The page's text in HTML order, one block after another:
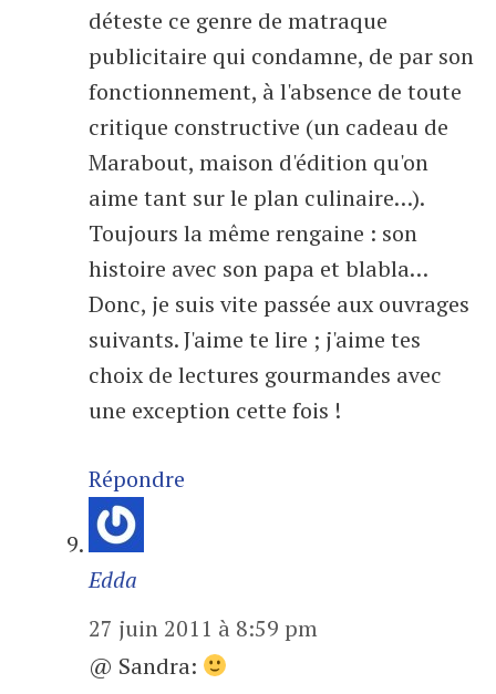
déteste ce genre de matraque
publicitaire qui condamne, de par son
fonctionnement, à l'absence de toute
critique constructive (un cadeau de
Marabout, maison d'édition qu'on
aime tant sur le plan culinaire…).
Toujours la même rengaine : son
histoire avec son papa et blabla…
Donc, je suis vite passée aux ouvrages
suivants. J'aime te lire ; j'aime tes
choix de lectures gourmandes avec
une exception cette fois !
Répondre
Edda
27 juin 2011 à 8:59 pm
@ Sandra: